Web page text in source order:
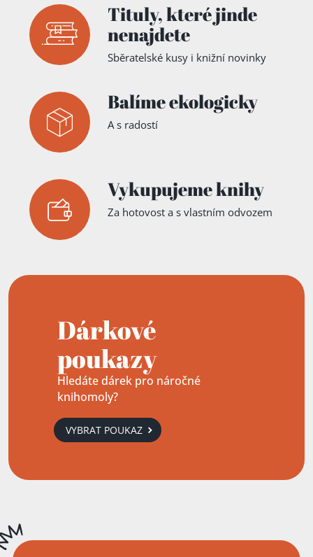
Tituly,které jinde
nenajdete
Sběratelské kusy i knižní novinky
Balíme ekologicky
A s radostí
Vykupujeme knihy
Za hotovost a s vlastním odvozem
Dárkové
poukazy
Hledáte dárek pro náročné
knihomoly?
VYBRAT POUKAZ
Přidáno do košíku!